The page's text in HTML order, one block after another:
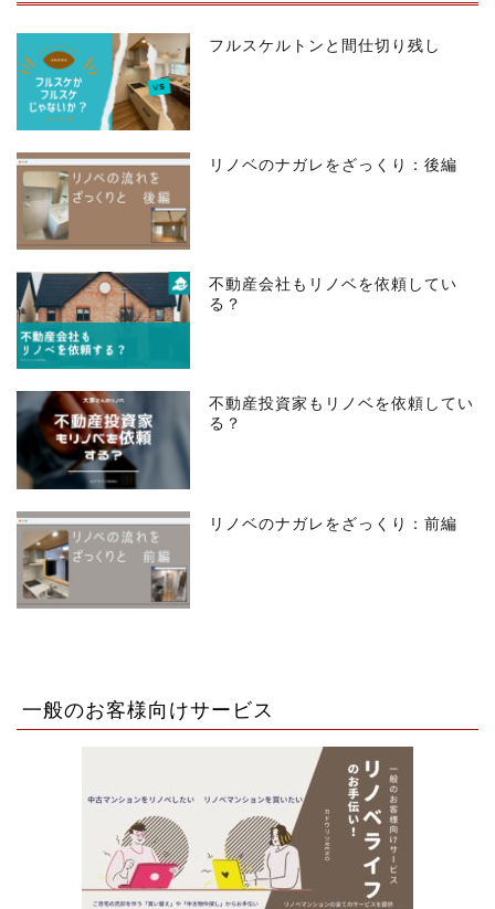
フルスケルトンと間仕切り残し
リノベのナガレをざっくり：後編
不動産会社もリノベを依頼してい
る？
不動産投資家もリノベを依頼してい
る？
リノベのナガレをざっくり：前編
一般のお客様向けサービス